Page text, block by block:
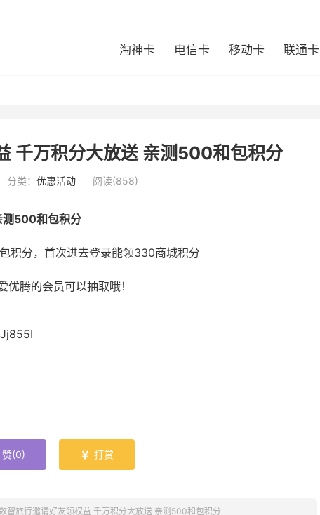
淘神卡 电信卡 移动卡 联通卡
千万积分大放送 亲测500和包积分
分类： 优惠活动 阅读(858)
测500和包积分
积分，首次进去登录能领330商城积分
腾的会员可以抽取哦！
赞(0)  打赏
智旅行邀请好友领权益 千万积分大放送 亲测500和包积分